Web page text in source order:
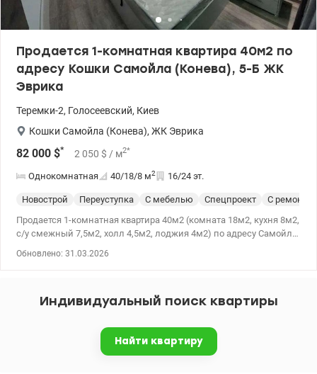
Продается 1-комнатная квартира 40м2 по
адресу Кошки Самойла (Конева), 5-Б ЖК
Эврика
Теремки-2, Голосеевский, Киев
Кошки Самойла (Конева), ЖК Эврика
82 000 $* 2 050 $ / м2*
Однокомнатная 40/18/8 м2 16/24 эт.
Новострой Переуступка С мебелью Спецпроект
С
Продается 1-комнатная квартира 40м2 (комната 18м2, кухня 8м2,
с/у смежный 7,5м2, холл 4,5м2, лоджия 4м2) по адресу Самойла
ТРЦ Республика 10мин пешком! Все коммуникации
Обновлено: 31.03.2026
Индивидуальный поиск квартиры
Найти квартиру